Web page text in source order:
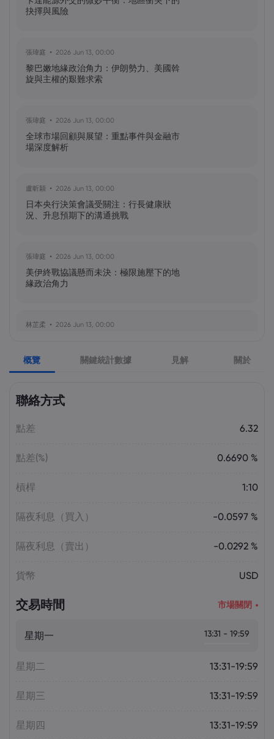
Fintech 股票值得關注：Nu
Holdings（NU）股票、SOFI 股票
業數據將公布，美股投資者關注市場動向
Costco會員制助力Costco股價持續上揚
抉擇與風險
張瑋庭 2026 Jun 13, 00:00
黎巴嫩地緣政治角力：伊朗勢力、美國斡
旋與主權的艱難求索
張瑋庭 2026 Jun 13, 00:00
全球市場回顧與展望：重點事件與金融市
場深度解析
盧昕穎 2026 Jun 13, 00:00
日本央行決策會議受關注：行長健康狀
況、升息預期下的溝通挑戰
張瑋庭 2026 Jun 13, 00:00
美伊終戰協議懸而未決：極限施壓下的地
緣政治角力
林芷柔 2026 Jun 13, 00:00
張瑋庭 2026 Jun 13, 00:00
北約安全態勢與美軍部署調整：美歐風險
陳昊然
量增，市場波動趨緩
概覽 關鍵統計數據 見解 關於
聯絡方式
點差 6.32
點差(%) 0.6690 %
槓桿 1:10
隔夜利息（買入） -0.0597 %
隔夜利息（賣出） -0.0292 %
貨幣 USD
交易時間 市場關閉
星期一 13:31 - 19:59
星期二 13:31-19:59
星期三 13:31-19:59
星期四 13:31-19:59